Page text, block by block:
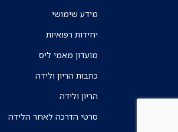
מידע שימושי
יחידות רפואיות
מועדון מאמי ליס
כתבות הריון ולידה
הריון ולידה
סרטי הדרכה לאחר הלידה